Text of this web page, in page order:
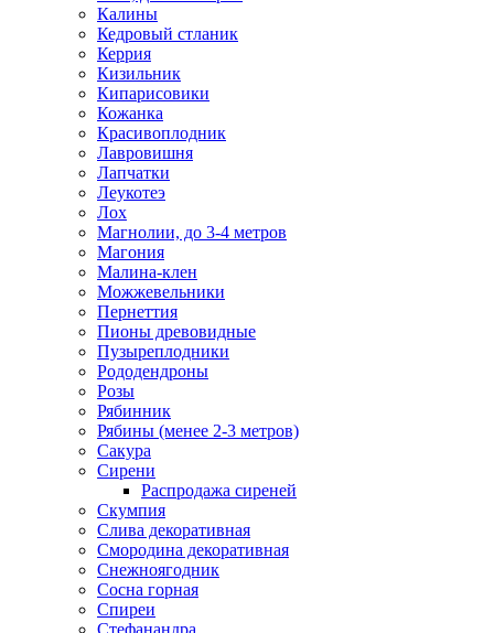
Калины
Кедровый стланик
Керрия
Кизильник
Кипарисовики
Кожанка
Красивоплодник
Лавровишня
Лапчатки
Леукотеэ
Лох
Магнолии, до 3-4 метров
Магония
Малина-клен
Можжевельники
Пернеттия
Пионы древовидные
Пузыреплодники
Рододендроны
Розы
Рябинник
Рябины (менее 2-3 метров)
Сакура
Сирени
Распродажа сиреней
Скумпия
Слива декоративная
Смородина декоративная
Снежноягодник
Сосна горная
Спиреи
Стефанандра